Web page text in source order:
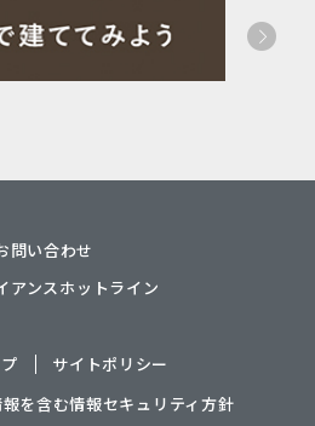
問い合わせ
アンスホットライン
サイトポリシー
を含む情報セキュリティ方針